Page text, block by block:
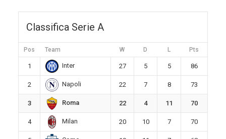
Classifica Serie A
Pos Team W D L Pts
1 Inter 27 5 5 86
2 Napoli 22 7 8 73
3 Roma 22 4 11 70
4 Milan 20 10 7 70